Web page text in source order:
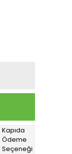
Kapıda
Ödeme
Seçeneği